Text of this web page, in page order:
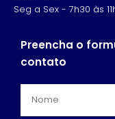
Seg a Sex - 7h30 às
Preencha o
contato